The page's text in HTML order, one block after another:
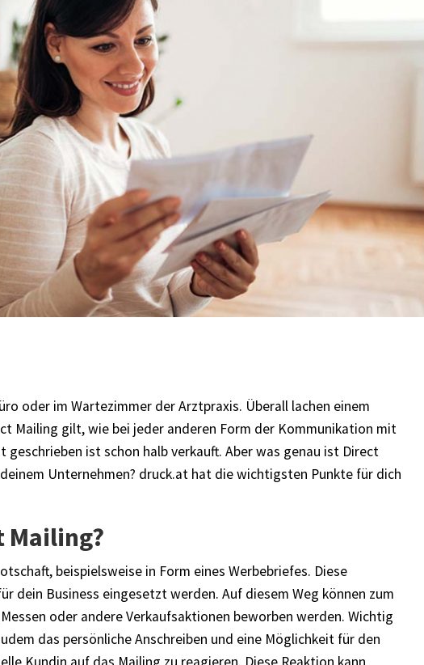
oder im Wartezimmer der Arztpraxis. Überall lachen einem
Mailing gilt, wie bei jeder anderen Form der Kommunikation mit
geschrieben ist schon halb verkauft. Aber was genau ist Direct
Unternehmen? druck.at hat die wichtigsten Punkte für dich
Mailing?
beispielsweise in Form eines Werbebriefes. Diese
dein Business eingesetzt werden. Auf diesem Weg können zum
oder andere Verkaufsaktionen beworben werden. Wichtig
das persönliche Anschreiben und eine Möglichkeit für den